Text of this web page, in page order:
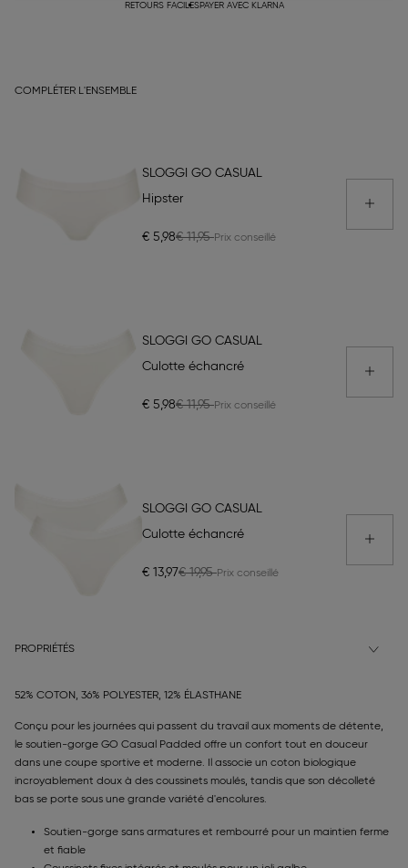
RETOURS FACILESPAYER AVEC KLARNA
COMPLÉTER L'ENSEMBLE
SLOGGI GO CASUAL
Hipster
€ 5,98€ 11,95
SLOGGI GO CASUAL
Culotte échancré
€ 5,98€ 11,95
SLOGGI GO CASUAL
Culotte échancré
€ 13,97€ 19,95
PROPRIÉTÉS
52% COTON, 36% POLYESTER, 12% ÉLASTHANE
Conçu pour les journées qui passent du travail aux moments de détente,
le soutien-gorge GO Casual Padded offre un confort tout en douceur
dans une coupe sportive et moderne. Il associe un coton biologique
incroyablement doux à des coussinets moulés, tandis que son décolleté
bas se porte sous une grande variété d'encolures.
Soutien-gorge sans armatures et rembourré pour un maintien ferme
et fiable